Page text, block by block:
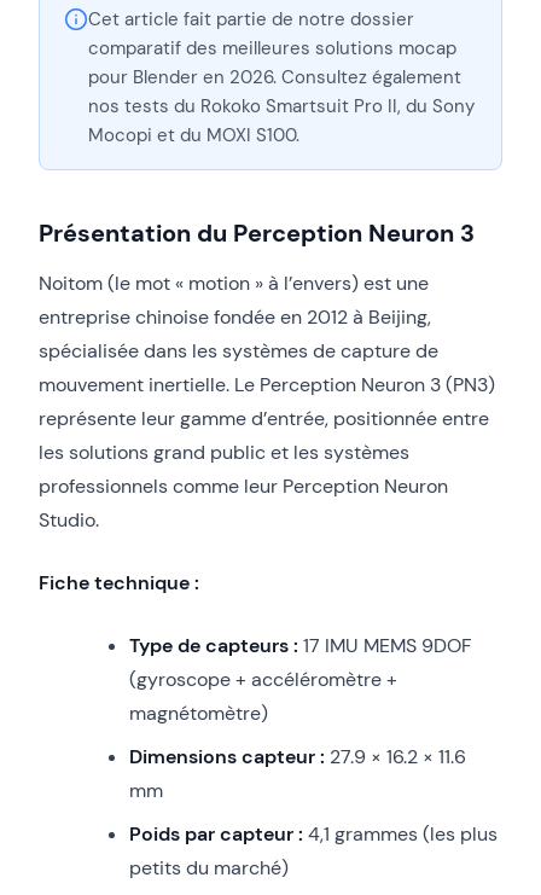
Cet article fait partie de notre dossier
comparatif des meilleures solutions mocap
pour Blender en 2026. Consultez également
nos tests du Rokoko Smartsuit Pro II, du Sony
Mocopi et du MOXI S100.
Présentation du Perception Neuron 3
Noitom (le mot « motion » à l’envers) est une
entreprise chinoise fondée en 2012 à Beijing,
spécialisée dans les systèmes de capture de
mouvement inertielle. Le Perception Neuron 3 (PN3)
représente leur gamme d’entrée, positionnée entre
les solutions grand public et les systèmes
professionnels comme leur Perception Neuron
Studio.
Fiche technique :
Type de capteurs : 17 IMU MEMS 9DOF
(gyroscope + accéléromètre +
magnétomètre)
Dimensions capteur : 27.9 × 16.2 × 11.6
mm
Poids par capteur : 4,1 grammes (les plus
petits du marché)